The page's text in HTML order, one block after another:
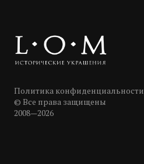
Политика конфиденциальности
© Все права защищены
2008—2026